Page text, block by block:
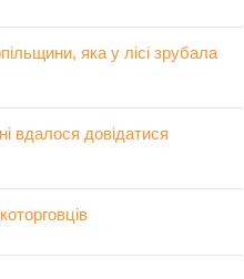
яка у лісі зрубала
вдалося довідатися